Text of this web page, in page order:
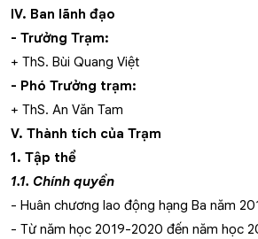
IV. Ban lãnh đạo
- Trưởng Trạm:
+ ThS. Bùi Quang Việt
- Phó Trưởng trạm:
+ ThS. An Văn Tam
V. Thành tích của Trạm
1. Tập thể
1.1. Chính quyền
- Huân chương lao động hạng Ba năm
- Từ năm học 2019-2020 đến năm học